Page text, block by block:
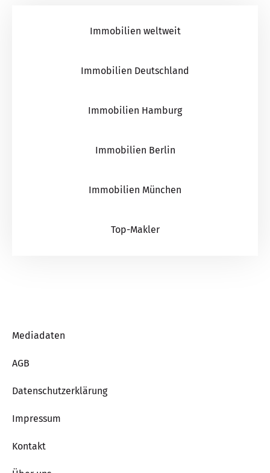
Immobilien weltweit
Immobilien Deutschland
Immobilien Hamburg
Immobilien Berlin
Immobilien München
Top-Makler
Mediadaten
AGB
Datenschutzerklärung
Impressum
Kontakt